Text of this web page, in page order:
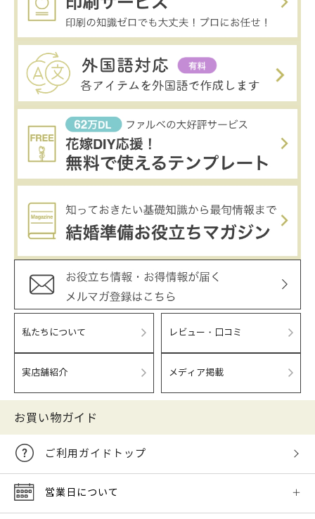
私たちについて レビュー・口コミ
実店舗紹介 メディア掲載
お買い物ガイド
ご利用ガイドトップ
営業日について